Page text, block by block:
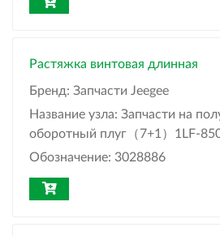
Растяжка винтовая длинная
Бренд: Запчасти Jeegee
Название узла: Запчасти на
оборотный плуг（7+1）1LF-
Обозначение: 3028886